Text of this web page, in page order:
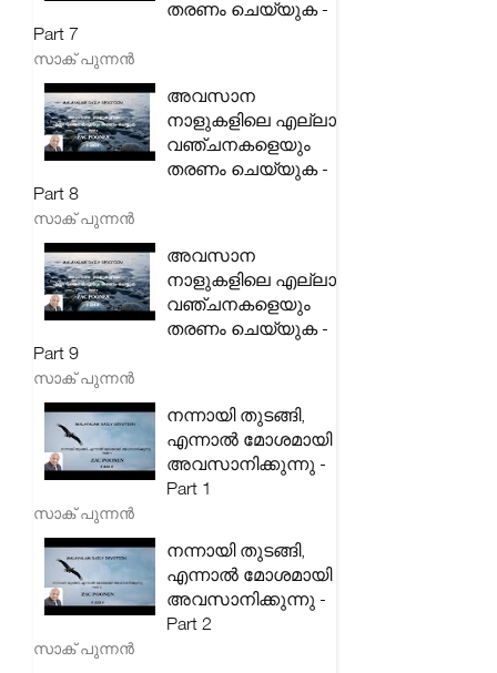
തരണം ചെയ്യുക -
Part 7
സാക് പുന്നൻ
അവസാന
നാളുകളിലെ എല്ലാ
വഞ്ചനകളെയും
തരണം ചെയ്യുക -
Part 8
സാക് പുന്നൻ
അവസാന
നാളുകളിലെ എല്ലാ
വഞ്ചനകളെയും
തരണം ചെയ്യുക -
Part 9
സാക് പുന്നൻ
നന്നായി തുടങ്ങി,
എന്നാൽ മോശമായി
അവസാനിക്കുന്നു -
Part 1
സാക് പുന്നൻ
നന്നായി തുടങ്ങി,
എന്നാൽ മോശമായി
അവസാനിക്കുന്നു -
Part 2
സാക് പുന്നൻ